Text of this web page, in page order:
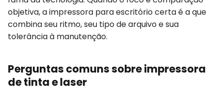
objetiva, a impressora para escritório certa é a que
combina seu ritmo, seu tipo de arquivo e sua
tolerância à manutenção.
Perguntas comuns sobre impressora
de tinta e laser